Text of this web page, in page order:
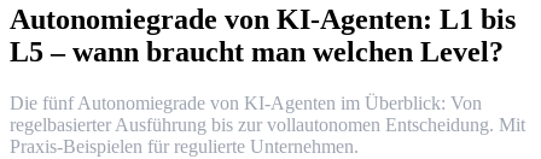
Autonomiegrade von KI-Agenten: L1 bis
L5 – wann braucht man welchen Level?
Die fünf Autonomiegrade von KI-Agenten im Überblick: Von
regelbasierter Ausführung bis zur vollautonomen Entscheidung. Mit
Praxis-Beispielen für regulierte Unternehmen.